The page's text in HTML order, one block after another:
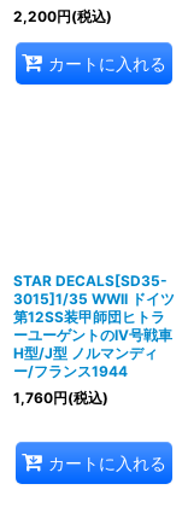
2,200円(税込)
カートに入れる
STAR DECALS[SD35-
3015]1/35 WWII ドイツ
第12SS装甲師団ヒトラ
ーユーゲントのIV号戦車
H型/J型 ノルマンディ
ー/フランス1944
1,760円(税込)
カートに入れる